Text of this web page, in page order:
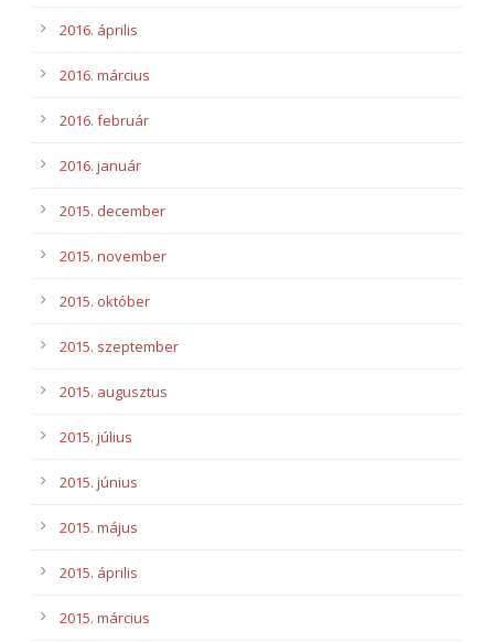
2016. április
2016. március
2016. február
2016. január
2015. december
2015. november
2015. október
2015. szeptember
2015. augusztus
2015. július
2015. június
2015. május
2015. április
2015. március